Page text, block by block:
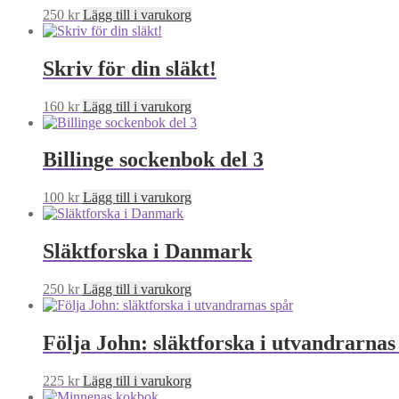
250 kr Lägg till i varukorg
Skriv för din släkt!
160 kr Lägg till i varukorg
Billinge sockenbok del 3
100 kr Lägg till i varukorg
Släktforska i Danmark
250 kr Lägg till i varukorg
Följa John: släktforska i utvandrarnas
225 kr Lägg till i varukorg